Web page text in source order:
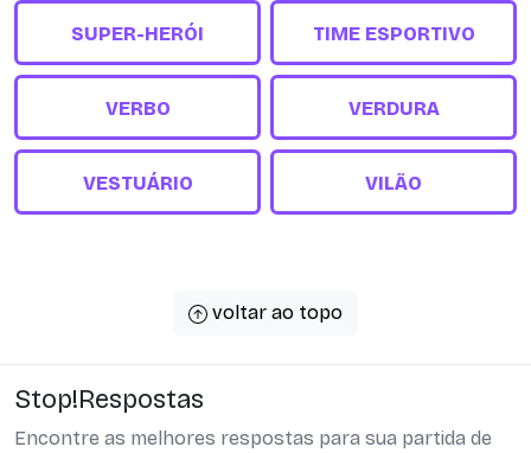
SUPER-HERÓI TIME ESPORTIVO
VERBO VERDURA
VESTUÁRIO VILÃO
voltar ao topo
Stop!Respostas
Encontre as melhores respostas para sua partida de